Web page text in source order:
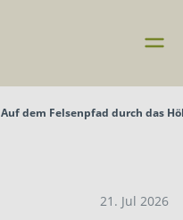
Auf dem Felsenpfad durch das
21. Jul 2026